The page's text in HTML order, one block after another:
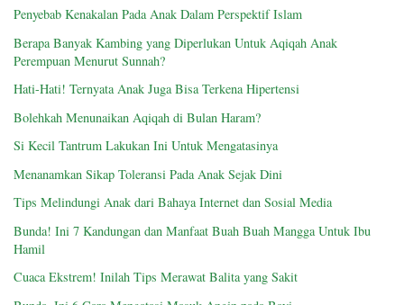
Penyebab Kenakalan Pada Anak Dalam Perspektif Islam
Berapa Banyak Kambing yang Diperlukan Untuk Aqiqah Anak
Perempuan Menurut Sunnah?
Hati-Hati! Ternyata Anak Juga Bisa Terkena Hipertensi
Bolehkah Menunaikan Aqiqah di Bulan Haram?
Si Kecil Tantrum Lakukan Ini Untuk Mengatasinya
Menanamkan Sikap Toleransi Pada Anak Sejak Dini
Tips Melindungi Anak dari Bahaya Internet dan Sosial Media
Bunda! Ini 7 Kandungan dan Manfaat Buah Buah Mangga Untuk Ibu
Hamil
Cuaca Ekstrem! Inilah Tips Merawat Balita yang Sakit